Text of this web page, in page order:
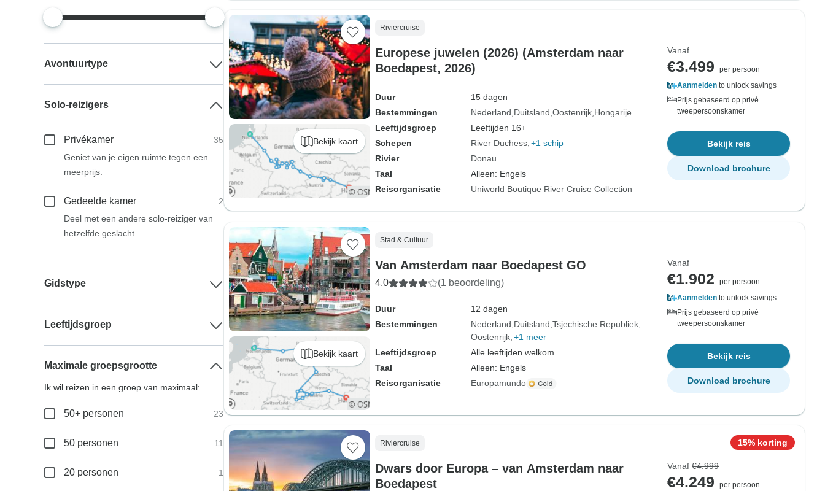
Bekijk kaart
Riviercruise
Europese juwelen (2026) (Amsterdam naar
Boedapest, 2026)
Duur
15 dagen
Bestemmingen
Nederland Duitsland Oostenrijk Hongarije
Leeftijdsgroep
Leeftijden 16+
Schepen
River Duchess +1 schip
Rivier
Donau
Taal
Alleen: Engels
Reisorganisatie
Uniworld Boutique River Cruise Collection
Vanaf
€3.499
per persoon
Aanmelden to unlock savings
Prijs gebaseerd op privé
tweepersoonskamer
Bekijk reis
Download brochure
Bekijk kaart
Stad & Cultuur
Van Amsterdam naar Boedapest GO
4,0 (1 beoordeling)
Duur
12 dagen
Bestemmingen
Nederland Duitsland Tsjechische Republiek
Oostenrijk +1 meer
Leeftijdsgroep
Alle leeftijden welkom
Taal
Alleen: Engels
Reisorganisatie
Europamundo
Vanaf
€1.902
per persoon
Aanmelden to unlock savings
Prijs gebaseerd op privé
tweepersoonskamer
Bekijk reis
Download brochure
Riviercruise
Dwars door Europa – van Amsterdam naar
Boedapest
15% korting
Vanaf €4.999
€4.249
per persoon
Avontuurtype
Solo-reizigers
Privékamer
35
Geniet van je eigen ruimte tegen een
meerprijs.
Gedeelde kamer
2
Deel met een andere solo-reiziger van
hetzelfde geslacht.
Gidstype
Leeftijdsgroep
Maximale groepsgrootte
Ik wil reizen in een groep van maximaal:
50+ personen 23
50 personen 11
20 personen 1